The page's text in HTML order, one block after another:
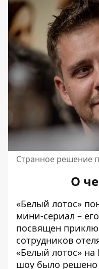
Странное решение
О
«Белый лотос»
мини-сериал –
посвящен
сотрудников
«Белый лотос» на
шоу было